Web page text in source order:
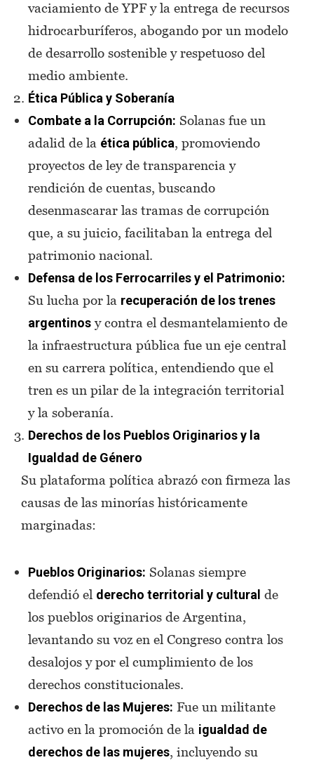
vaciamiento de YPF y la entrega de recursos
hidrocarburíferos, abogando por un modelo
de desarrollo sostenible y respetuoso del
medio ambiente.
Ética Pública y Soberanía
Combate a la Corrupción: Solanas fue un
adalid de la ética pública, promoviendo
proyectos de ley de transparencia y
rendición de cuentas, buscando
desenmascarar las tramas de corrupción
que, a su juicio, facilitaban la entrega del
patrimonio nacional.
Defensa de los Ferrocarriles y el Patrimonio:
Su lucha por la recuperación de los trenes
argentinosy contra el desmantelamiento de
la infraestructura pública fue un eje central
en su carrera política, entendiendo que el
tren es un pilar de la integración territorial
y la soberanía.
Derechos de los Pueblos Originarios y la
Igualdad de Género
Su plataforma política abrazó con firmeza las
causas de las minorías históricamente
marginadas:
Pueblos Originarios: Solanas siempre
defendió el derecho territorial y cultural de
los pueblos originarios de Argentina,
levantando su voz en el Congreso contra los
desalojos y por el cumplimiento de los
derechos constitucionales.
Derechos de las Mujeres: Fue un militante
activo en la promoción de la igualdad de
derechos de las mujeres, incluyendo su